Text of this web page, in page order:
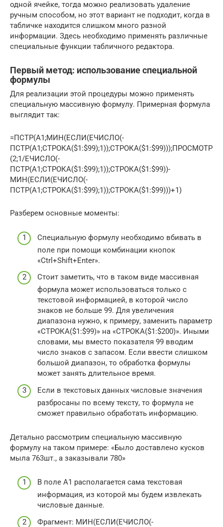
одной ячейке, тогда можно реализовать удаление
ручным способом, но этот вариант не подходит, когда в
табличке находится слишком много разной
информации. Здесь необходимо применять различные
специальные функции табличного редактора.
Первый метод: использование специальной
формулы
Для реализации этой процедуры можно применять
специальную массивную формулу. Примерная формула
выглядит так:
=ПСТР(A1;МИН(ЕСЛИ(ЕЧИСЛО(-
ПСТР(А1;СТРОКА($1:$99);1));СТРОКА($1:$99)));ПРОСМОТР
(2;1/ЕЧИСЛО(-
ПСТР(А1;СТРОКА($1:$99);1));СТРОКА($1:$99))-
МИН(ЕСЛИ(ЕЧИСЛО(-
ПСТР(А1;СТРОКА($1:$99);1));СТРОКА($1:$99)))+1)
Разберем основные моменты:
Специальную формулу необходимо вбивать в
поле при помощи комбинации кнопок
«Ctrl+Shift+Enter».
Стоит заметить, что в таком виде массивная
формула может использоваться только с
текстовой информацией, в которой число
знаков не больше 99. Для увеличения
диапазона нужно, к примеру, заменить параметр
«СТРОКА($1:$99)» на «СТРОКА($1:$200)». Иными
словами, мы вместо показателя 99 вводим
число знаков с запасом. Если ввести слишком
большой диапазон, то обработка формулы
может занять длительное время.
Если в текстовых данных числовые значения
разбросаны по всему тексту, то формула не
сможет правильно обработать информацию.
Детально рассмотрим специальную массивную
формулу на таком примере: «Было доставлено кусков
мыла 763шт., а заказывали 780»
В поле А1 располагается сама текстовая
информация, из которой мы будем извлекать
числовые данные.
Фрагмент: МИН(ЕСЛИ(ЕЧИСЛО(-